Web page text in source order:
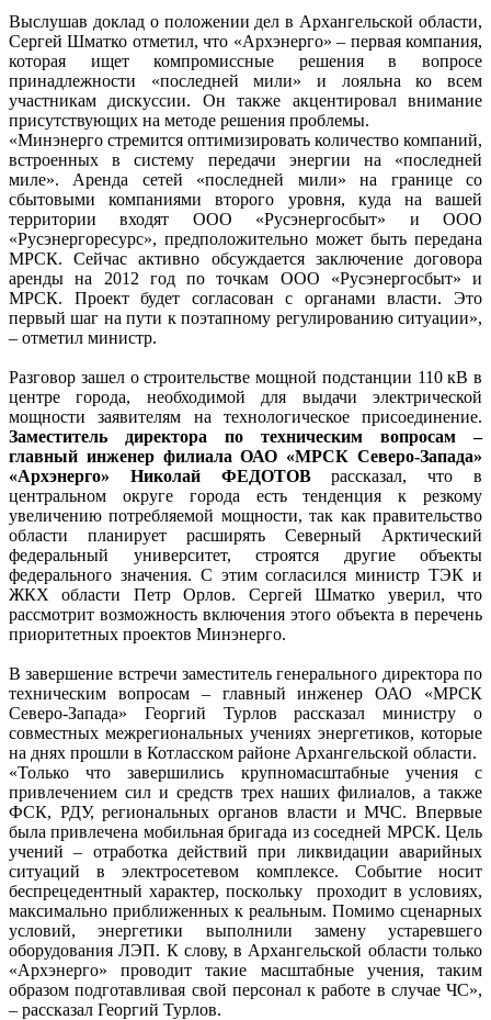
Выслушав доклад о положении дел в Архангельской области,
Сергей Шматко отметил, что «Архэнерго» – первая компания,
которая ищет компромиссные решения в вопросе
принадлежности «последней мили» и лояльна ко всем
участникам дискуссии. Он также акцентировал внимание
присутствующих на методе решения проблемы.
«Минэнерго стремится оптимизировать количество компаний,
встроенных в систему передачи энергии на «последней
миле». Аренда сетей «последней мили» на границе со
сбытовыми компаниями второго уровня, куда на вашей
территории входят ООО «Русэнергосбыт» и ООО
«Русэнергоресурс», предположительно может быть передана
МРСК. Сейчас активно обсуждается заключение договора
аренды на 2012 год по точкам ООО «Русэнергосбыт» и
МРСК. Проект будет согласован с органами власти. Это
первый шаг на пути к поэтапному регулированию ситуации»,
– отметил министр.
Разговор зашел о строительстве мощной подстанции 110 кВ в
центре города, необходимой для выдачи электрической
мощности заявителям на технологическое присоединение.
Заместитель директора по техническим вопросам –
главный инженер филиала ОАО «МРСК Северо-Запада»
«Архэнерго» Николай ФЕДОТОВрассказал, что в
центральном округе города есть тенденция к резкому
увеличению потребляемой мощности, так как правительство
области планирует расширять Северный Арктический
федеральный университет, строятся другие объекты
федерального значения. С этим согласился министр ТЭК и
ЖКХ области Петр Орлов. Сергей Шматко уверил, что
рассмотрит возможность включения этого объекта в перечень
приоритетных проектов Минэнерго.
В завершение встречи заместитель генерального директора по
техническим вопросам – главный инженер ОАО «МРСК
Северо-Запада» Георгий Турлов рассказал министру о
совместных межрегиональных учениях энергетиков, которые
на днях прошли в Котласском районе Архангельской области.
«Только что завершились крупномасштабные учения с
привлечением сил и средств трех наших филиалов, а также
ФСК, РДУ, региональных органов власти и МЧС. Впервые
была привлечена мобильная бригада из соседней МРСК. Цель
учений – отработка действий при ликвидации аварийных
ситуаций в электросетевом комплексе. Событие носит
беспрецедентный характер, поскольку проходит в условиях,
максимально приближенных к реальным. Помимо сценарных
условий, энергетики выполнили замену устаревшего
оборудования ЛЭП. К слову, в Архангельской области только
«Архэнерго» проводит такие масштабные учения, таким
образом подготавливая свой персонал к работе в случае ЧС»,
– рассказал Георгий Турлов.